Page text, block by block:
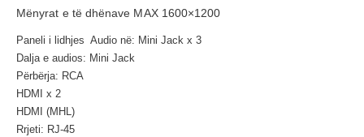
Mënyrat e të dhënave MAX 1600×1200
Paneli i lidhjes Audio në: Mini Jack x 3
Dalja e audios: Mini Jack
Përbërja: RCA
HDMI x 2
HDMI (MHL)
Rrjeti: RJ-45